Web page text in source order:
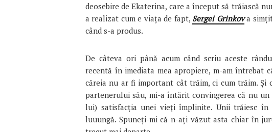
deosebire de Ekaterina, care a început să trăiască
a realizat cum e viața de fapt, Sergei Grinkova
când s-a produs.
De câteva ori până acum când scriu aceste
recentă în imediata mea apropiere, m-am întrebat
căreia nu ar fi important cât trăim, ci cum trăim. Și
partenerului său, mi-a întărit convingerea că nu
lui) satisfacția unei vieți împlinite. Unii trăiesc
luuungă. Spuneți-mi că n-ați văzut asta chiar în